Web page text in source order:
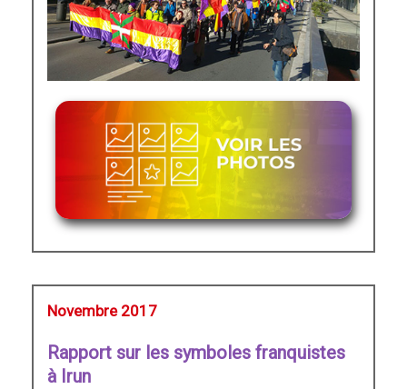
Novembre 2017
Rapport sur les symboles franquistes
à Irun